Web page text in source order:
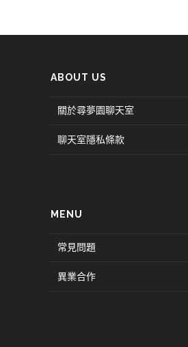
ABOUT US
關於尋夢園聊天室
聊天室隱私條款
MENU
常見問題
異業合作